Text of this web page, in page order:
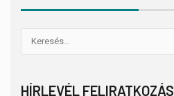
HÍRLEVÉL FELIRATKOZÁS